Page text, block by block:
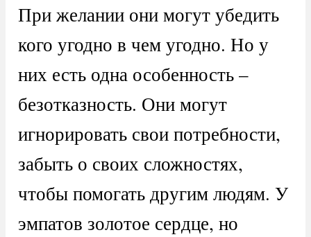
При желании они могут убедить
кого угодно в чем угодно. Но у
них есть одна особенность –
безотказность. Они могут
игнорировать свои потребности,
забыть о своих сложностях,
чтобы помогать другим людям. У
эмпатов золотое сердце, но